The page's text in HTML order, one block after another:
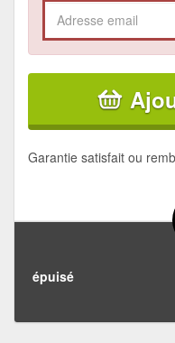
Garantie satisfait ou
épuisé